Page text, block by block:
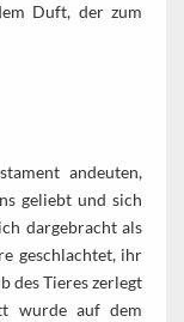
Duft, der zum
andeuten,
geliebt und sich
dargebracht als
geschlachtet, ihr
des Tieres zerlegt
wurde auf dem